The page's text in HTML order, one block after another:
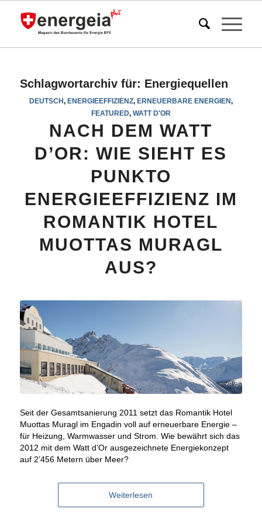
Schlagwortarchiv für: Energiequellen
DEUTSCH, ENERGIEEFFIZIENZ, ERNEUERBARE ENERGIEN,
FEATURED, WATT D'OR
NACH DEM WATT
D’OR: WIE SIEHT ES
PUNKTO
ENERGIEEFFIZIENZ IM
ROMANTIK HOTEL
MUOTTAS MURAGL
AUS?
Seit der Gesamtsanierung 2011 setzt das Romantik Hotel
Muottas Muragl im Engadin voll auf erneuerbare Energie –
für Heizung, Warmwasser und Strom. Wie bewährt sich das
2012 mit dem Watt d’Or ausgezeichnete Energiekonzept
auf 2’456 Metern über Meer?
Weiterlesen